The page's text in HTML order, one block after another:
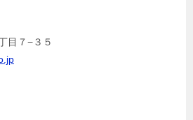
目７−３５